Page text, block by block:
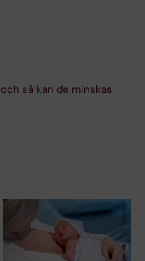
så kan de minskas